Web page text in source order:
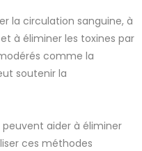
la circulation sanguine, à
à éliminer les toxines par
comme la
soutenir la
peuvent aider à éliminer
ces méthodes